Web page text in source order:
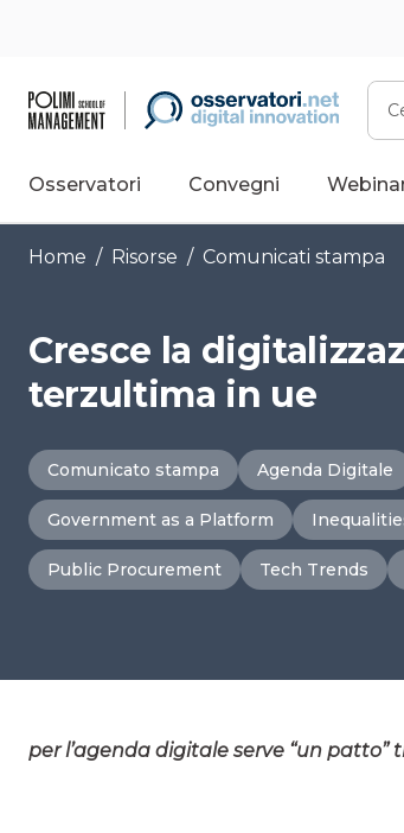
Osservatori Convegni
Home / Risorse / Comunicati stampa
Cresce la
terzultima in ue
Comunicato stampa Agenda Digitale
Government as a Platform
Public Procurement Tech Trends
per l’agenda digitale serve “un patto”